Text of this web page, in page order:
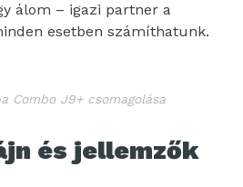
álom – igazi partner a
esetben számíthatunk.
Combo J9+ csomagolása
és jellemzők